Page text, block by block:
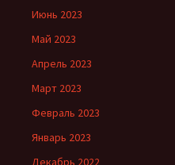
Июнь 2023
Май 2023
Апрель 2023
Март 2023
Февраль 2023
Январь 2023
Декабрь 2022